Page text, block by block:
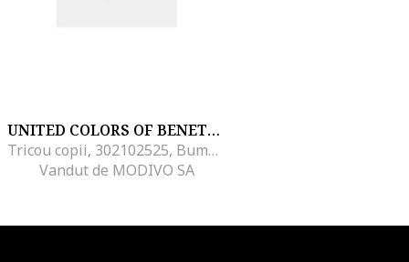
UNITED COLORS OF BENETTON
Tricou copii, 302102525, Bumbac, Multicolor, Multicolor
Vandut de MODIVO SA